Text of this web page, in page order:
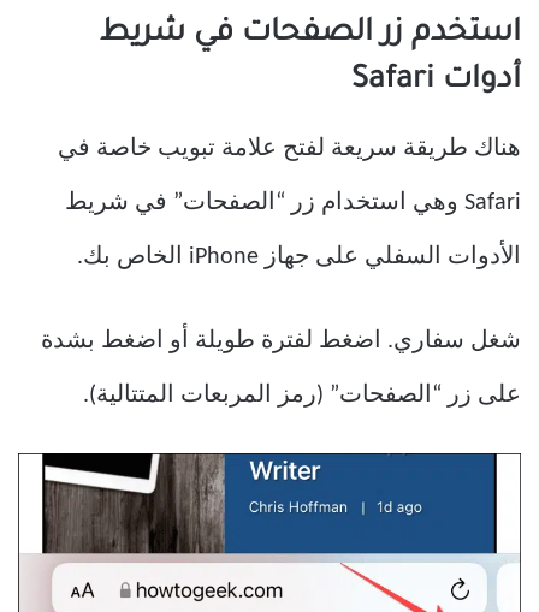
استخدم زر الصفحات في شريط
أدوات Safari
هناك طريقة سريعة لفتح علامة تبويب خاصة في
Safari وهي استخدام زر “الصفحات” في شريط
الأدوات السفلي على جهاز iPhone الخاص بك.
شغل سفاري. اضغط لفترة طويلة أو اضغط بشدة
على زر “الصفحات” (رمز المربعات المتتالية).